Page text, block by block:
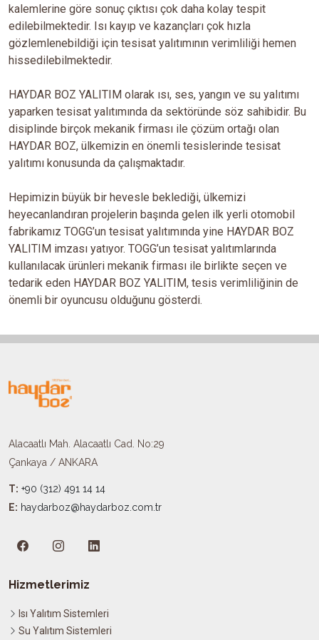
kalemlerine göre sonuç çıktısı çok daha kolay tespit
edilebilmektedir. Isı kayıp ve kazançları çok hızla
gözlemlenebildiği için tesisat yalıtımının verimliliği hemen
hissedilebilmektedir.
HAYDAR BOZ YALITIM olarak ısı, ses, yangın ve su yalıtımı
yaparken tesisat yalıtımında da sektöründe söz sahibidir. Bu
disiplinde birçok mekanik firması ile çözüm ortağı olan
HAYDAR BOZ, ülkemizin en önemli tesislerinde tesisat
yalıtımı konusunda da çalışmaktadır.
Hepimizin büyük bir hevesle beklediği, ülkemizi
heyecanlandıran projelerin başında gelen ilk yerli otomobil
fabrikamız TOGG’un tesisat yalıtımında yine HAYDAR BOZ
YALITIM imzası yatıyor. TOGG’un tesisat yalıtımlarında
kullanılacak ürünleri mekanik firması ile birlikte seçen ve
tedarik eden HAYDAR BOZ YALITIM, tesis verimliliğinin de
önemli bir oyuncusu olduğunu gösterdi.
Alacaatlı Mah. Alacaatlı Cad. No:29
Çankaya / ANKARA
T: +90 (312) 491 14 14
E: haydarboz@haydarboz.com.tr​
Hizmetlerimiz
Isı Yalıtım Sistemleri
Su Yalıtım Sistemleri